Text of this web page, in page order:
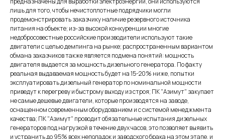
лишь для того, чтобы нечистоплотные подрядчики могли
продемонстрировать заказчику наличие резервного источника
питания на объекте; из-за высокой конкуренции многие
недобросовестные российские производители используют такие
двигатели с целью демпинга на рынке; распространенным вариантом
обмана заказчиков также является подмена понятий: мощность
двигателя выдается за мощность дизельного генератора. По факту
реальная выдаваемая мощность будет на 15-20% ниже, попытки
эксплуатировать дизельный генератор по номинальной мощности
приведут к перегреву и быстрому выходу из строя; ПК "Азимут" закупает
не самые дешевые двигатели, которые производятся на заводе,
оснащенном современным оборудованием и с системой менеджмента
качества; ПК "Азимут" проводит обязательные испытания дизельных
генераторов под нагрузкой в течение двух часов, это позволяет выявить
и устранить до 95% всех неполадок и заводского брака на этом этапе, и